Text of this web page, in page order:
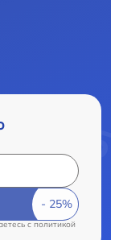
cполитикой